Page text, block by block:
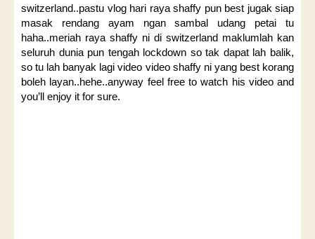
switzerland..pastu vlog hari raya shaffy pun best jugak siap
masak rendang ayam ngan sambal udang petai tu
haha..meriah raya shaffy ni di switzerland maklumlah kan
seluruh dunia pun tengah lockdown so tak dapat lah balik,
so tu lah banyak lagi video video shaffy ni yang best korang
boleh layan..hehe..anyway feel free to watch his video and
you’ll enjoy it for sure.